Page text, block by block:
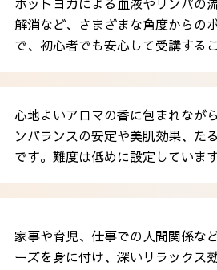
ホットヨガによる血液やリンパの
解消など、さまざまな角度からの
で、初心者でも安心して受講する
心地よいアロマの香に包まれなが
ンバランスの安定や美肌効果、た
です。難度は低めに設定していま
家事や育児、仕事での人間関係な
ーズを身に付け、深いリラックス